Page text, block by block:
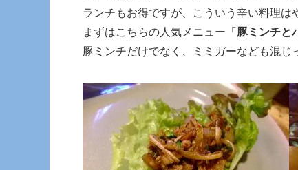
ランチもお得ですが、こういう辛い料理は
まずはこちらの人気メニュー「 豚ミンチと
豚ミンチだけでなく、ミミガーなども混じ